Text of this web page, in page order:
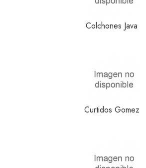
Colchones Java
Curtidos Gomez